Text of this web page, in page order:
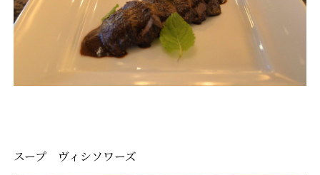
スープ ヴィシソワーズ